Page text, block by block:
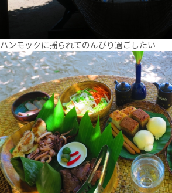
ハンモックに揺られてのんびり過ごしたい